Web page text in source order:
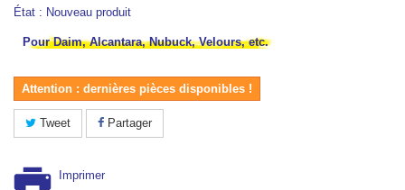
État : Nouveau produit
Pour Daim, Alcantara, Nubuck, Velours, etc.
Attention : dernières pièces disponibles !
Tweet Partager
Imprimer